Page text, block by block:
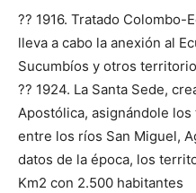
?? 1916. Tratado Colombo-
lleva a cabo la anexión al
Sucumbíos y otros
?? 1924. La Santa Sede,
Apostólica, asignándole
entre los ríos San Miguel,
datos de la época, los
Km2 con 2.500 habitantes